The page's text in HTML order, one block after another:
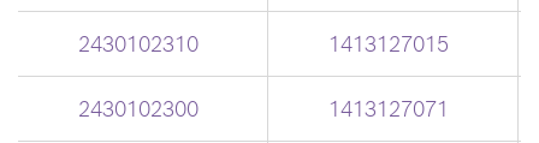
2430102310 1413127015
2430102300 1413127071